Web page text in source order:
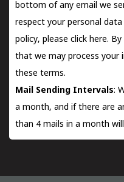
bottom of any email we
respect your personal
policy, please click here.
that we may process your
these terms.
Mail Sending Intervals:
a month, and if there are
than 4 mails in a month